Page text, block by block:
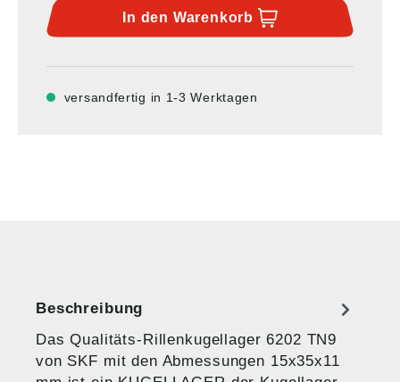
In den Warenkorb
versandfertig in 1-3 Werktagen
Beschreibung
Das Qualitäts-Rillenkugellager 6202 TN9
von SKF mit den Abmessungen 15x35x11